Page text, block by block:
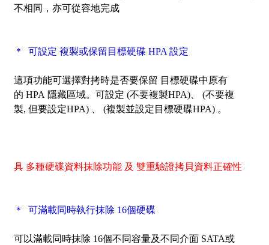
不相同，亦可從容地完成
＊ 可設定 複製或保留目標硬碟 HPA 設定
這項功能可選擇對拷時是否要保留 目標硬碟中原有
的 HPA 隱藏區域。可設定 (不要複製HPA)、 (不要複
製, 但要設定HPA) 、 (複製並設定目標硬碟HPA) 。
具 多種硬碟資料抹除功能 及 雙重驗證拷貝資料正確性
＊ 可滿載同時執行抹除 16個硬碟
可以滿載同時抹除 16個不同容量及不同介面 SATA或